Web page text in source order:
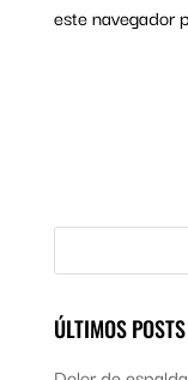
este navegador
ÚLTIMOS POSTS